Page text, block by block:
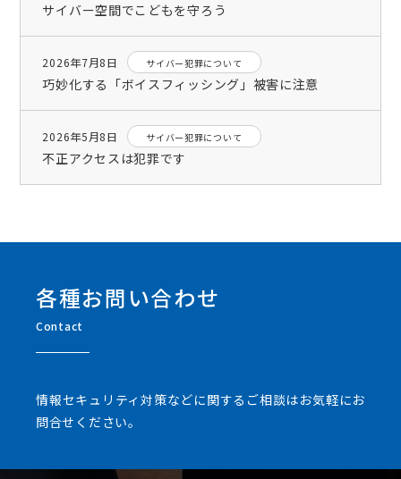
サイバー空間でこどもを守ろう
2026年7月8日 サイバー犯罪について
巧妙化する「ボイスフィッシング」被害に注意
2026年5月8日 サイバー犯罪について
不正アクセスは犯罪です
各種お問い合わせ
Contact
情報セキュリティ対策などに関するご相談はお気軽にお
問合せください。